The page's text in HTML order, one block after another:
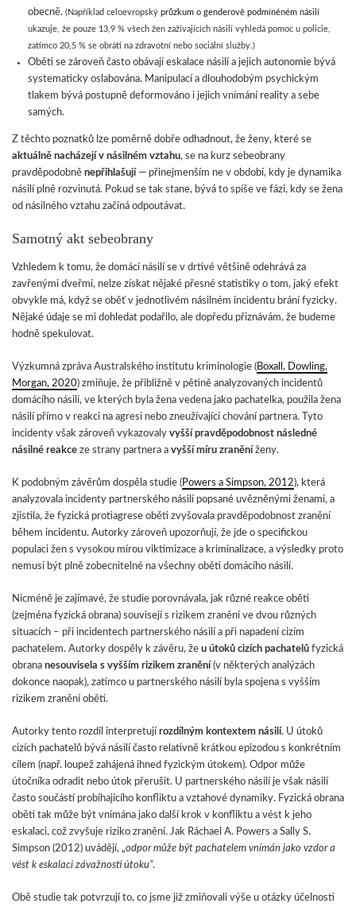
obecně. (Například celoevropský průzkum o genderově podmíněném násilí
ukazuje, že pouze 13,9 % všech žen zažívajících násilí vyhledá pomoc u policie,
zatímco 20,5 % se obrátí na zdravotní nebo sociální služby.)
Oběti se zároveň často obávají eskalace násilí a jejich autonomie bývá
systematicky oslabována. Manipulací a dlouhodobým psychickým
tlakem bývá postupně deformováno i jejich vnímání reality a sebe
samých.
Z těchto poznatků lze poměrně dobře odhadnout, že ženy, které se
aktuálně nacházejí v násilném vztahu, se na kurz sebeobrany
pravděpodobně nepřihlašují — přinejmenším ne v období, kdy je dynamika
násilí plně rozvinutá. Pokud se tak stane, bývá to spíše ve fázi, kdy se žena
od násilného vztahu začíná odpoutávat.
Samotný akt sebeobrany
Vzhledem k tomu, že domácí násilí se v drtivé většině odehrává za
zavřenými dveřmi, nelze získat nějaké přesné statistiky o tom, jaký efekt
obvykle má, když se oběť v jednotlivém násilném incidentu brání fyzicky.
Nějaké údaje se mi dohledat podařilo, ale dopředu přiznávám, že budeme
hodně spekulovat.
Výzkumná zpráva Australského institutu kriminologie (Boxall, Dowling,
Morgan, 2020) zmiňuje, že přibližně v pětině analyzovaných incidentů
domácího násilí, ve kterých byla žena vedena jako pachatelka, použila žena
násilí přímo v reakci na agresi nebo zneužívající chování partnera. Tyto
incidenty však zároveň vykazovaly vyšší pravděpodobnost následné
násilné reakce ze strany partnera a vyšší míru zranění ženy.
K podobným závěrům dospěla studie (Powers a Simpson, 2012), která
analyzovala incidenty partnerského násilí popsané uvězněnými ženami, a
zjistila, že fyzická protiagrese oběti zvyšovala pravděpodobnost zranění
během incidentu. Autorky zároveň upozorňují, že jde o specifickou
populaci žen s vysokou mírou viktimizace a kriminalizace, a výsledky proto
nemusí být plně zobecnitelné na všechny oběti domácího násilí.
Nicméně je zajímavé, že studie porovnávala, jak různé reakce oběti
(zejména fyzická obrana) souvisejí s rizikem zranění ve dvou různých
situacích – při incidentech partnerského násilí a při napadení cizím
pachatelem. Autorky dospěly k závěru, že u útoků cizích pachatelů fyzická
obrana nesouvisela s vyšším rizikem zranění (v některých analýzách
dokonce naopak), zatímco u partnerského násilí byla spojena s vyšším
rizikem zranění oběti.
Autorky tento rozdíl interpretují rozdílným kontextem násilí. U útoků
cizích pachatelů bývá násilí často relativně krátkou epizodou s konkrétním
cílem (např. loupež zahájená ihned fyzickým útokem). Odpor může
útočníka odradit nebo útok přerušit. U partnerského násilí je však násilí
často součástí probíhajícího konfliktu a vztahové dynamiky. Fyzická obrana
oběti tak může být vnímána jako další krok v konfliktu a vést k jeho
eskalaci, což zvyšuje riziko zranění. Jak Ráchael A. Powers a Sally S.
Simpson (2012) uvádějí, „odpor může být pachatelem vnímán jako vzdor a
vést k eskalaci závažnosti útoku“.
Obě studie tak potvrzují to, co jsme již zmiňovali výše u otázky účelnosti